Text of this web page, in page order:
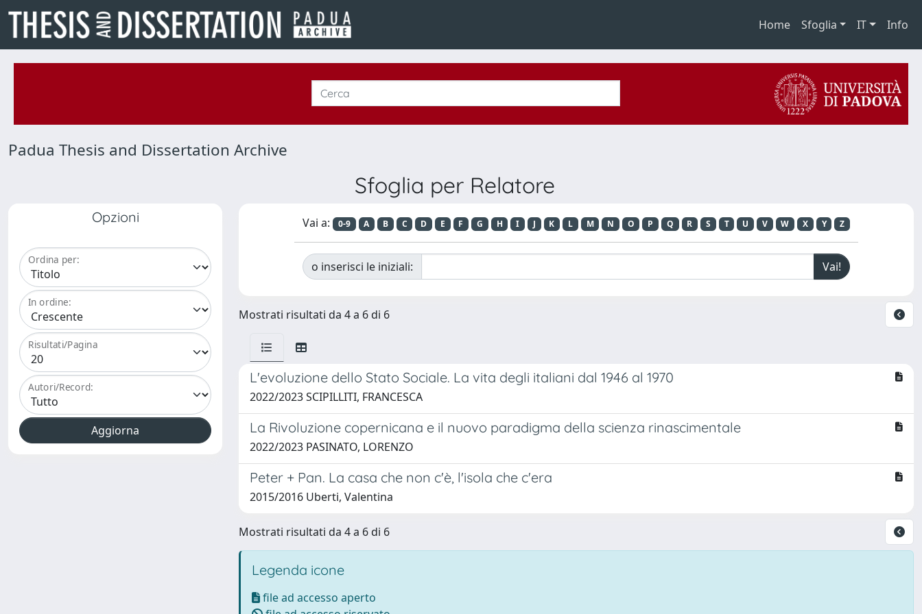
Home Sfoglia IT Info
Padua Thesis and Dissertation Archive
Sfoglia per Relatore
Opzioni
Ordina per:
In ordine:
Risultati/Pagina
Autori/Record:
Vai a: 0-9 A B C D E F G H I J K L M N O P Q R S T U V W X Y Z
o inserisci le iniziali:
Mostrati risultati da 4 a 6 di 6
L'evoluzione dello Stato Sociale. La vita degli italiani dal 1946 al 1970
2022/2023 SCIPILLITI, FRANCESCA
La Rivoluzione copernicana e il nuovo paradigma della scienza rinascimentale
2022/2023 PASINATO, LORENZO
Peter + Pan. La casa che non c'è, l'isola che c'era
2015/2016 Uberti, Valentina
Mostrati risultati da 4 a 6 di 6
Legenda icone
file ad accesso aperto